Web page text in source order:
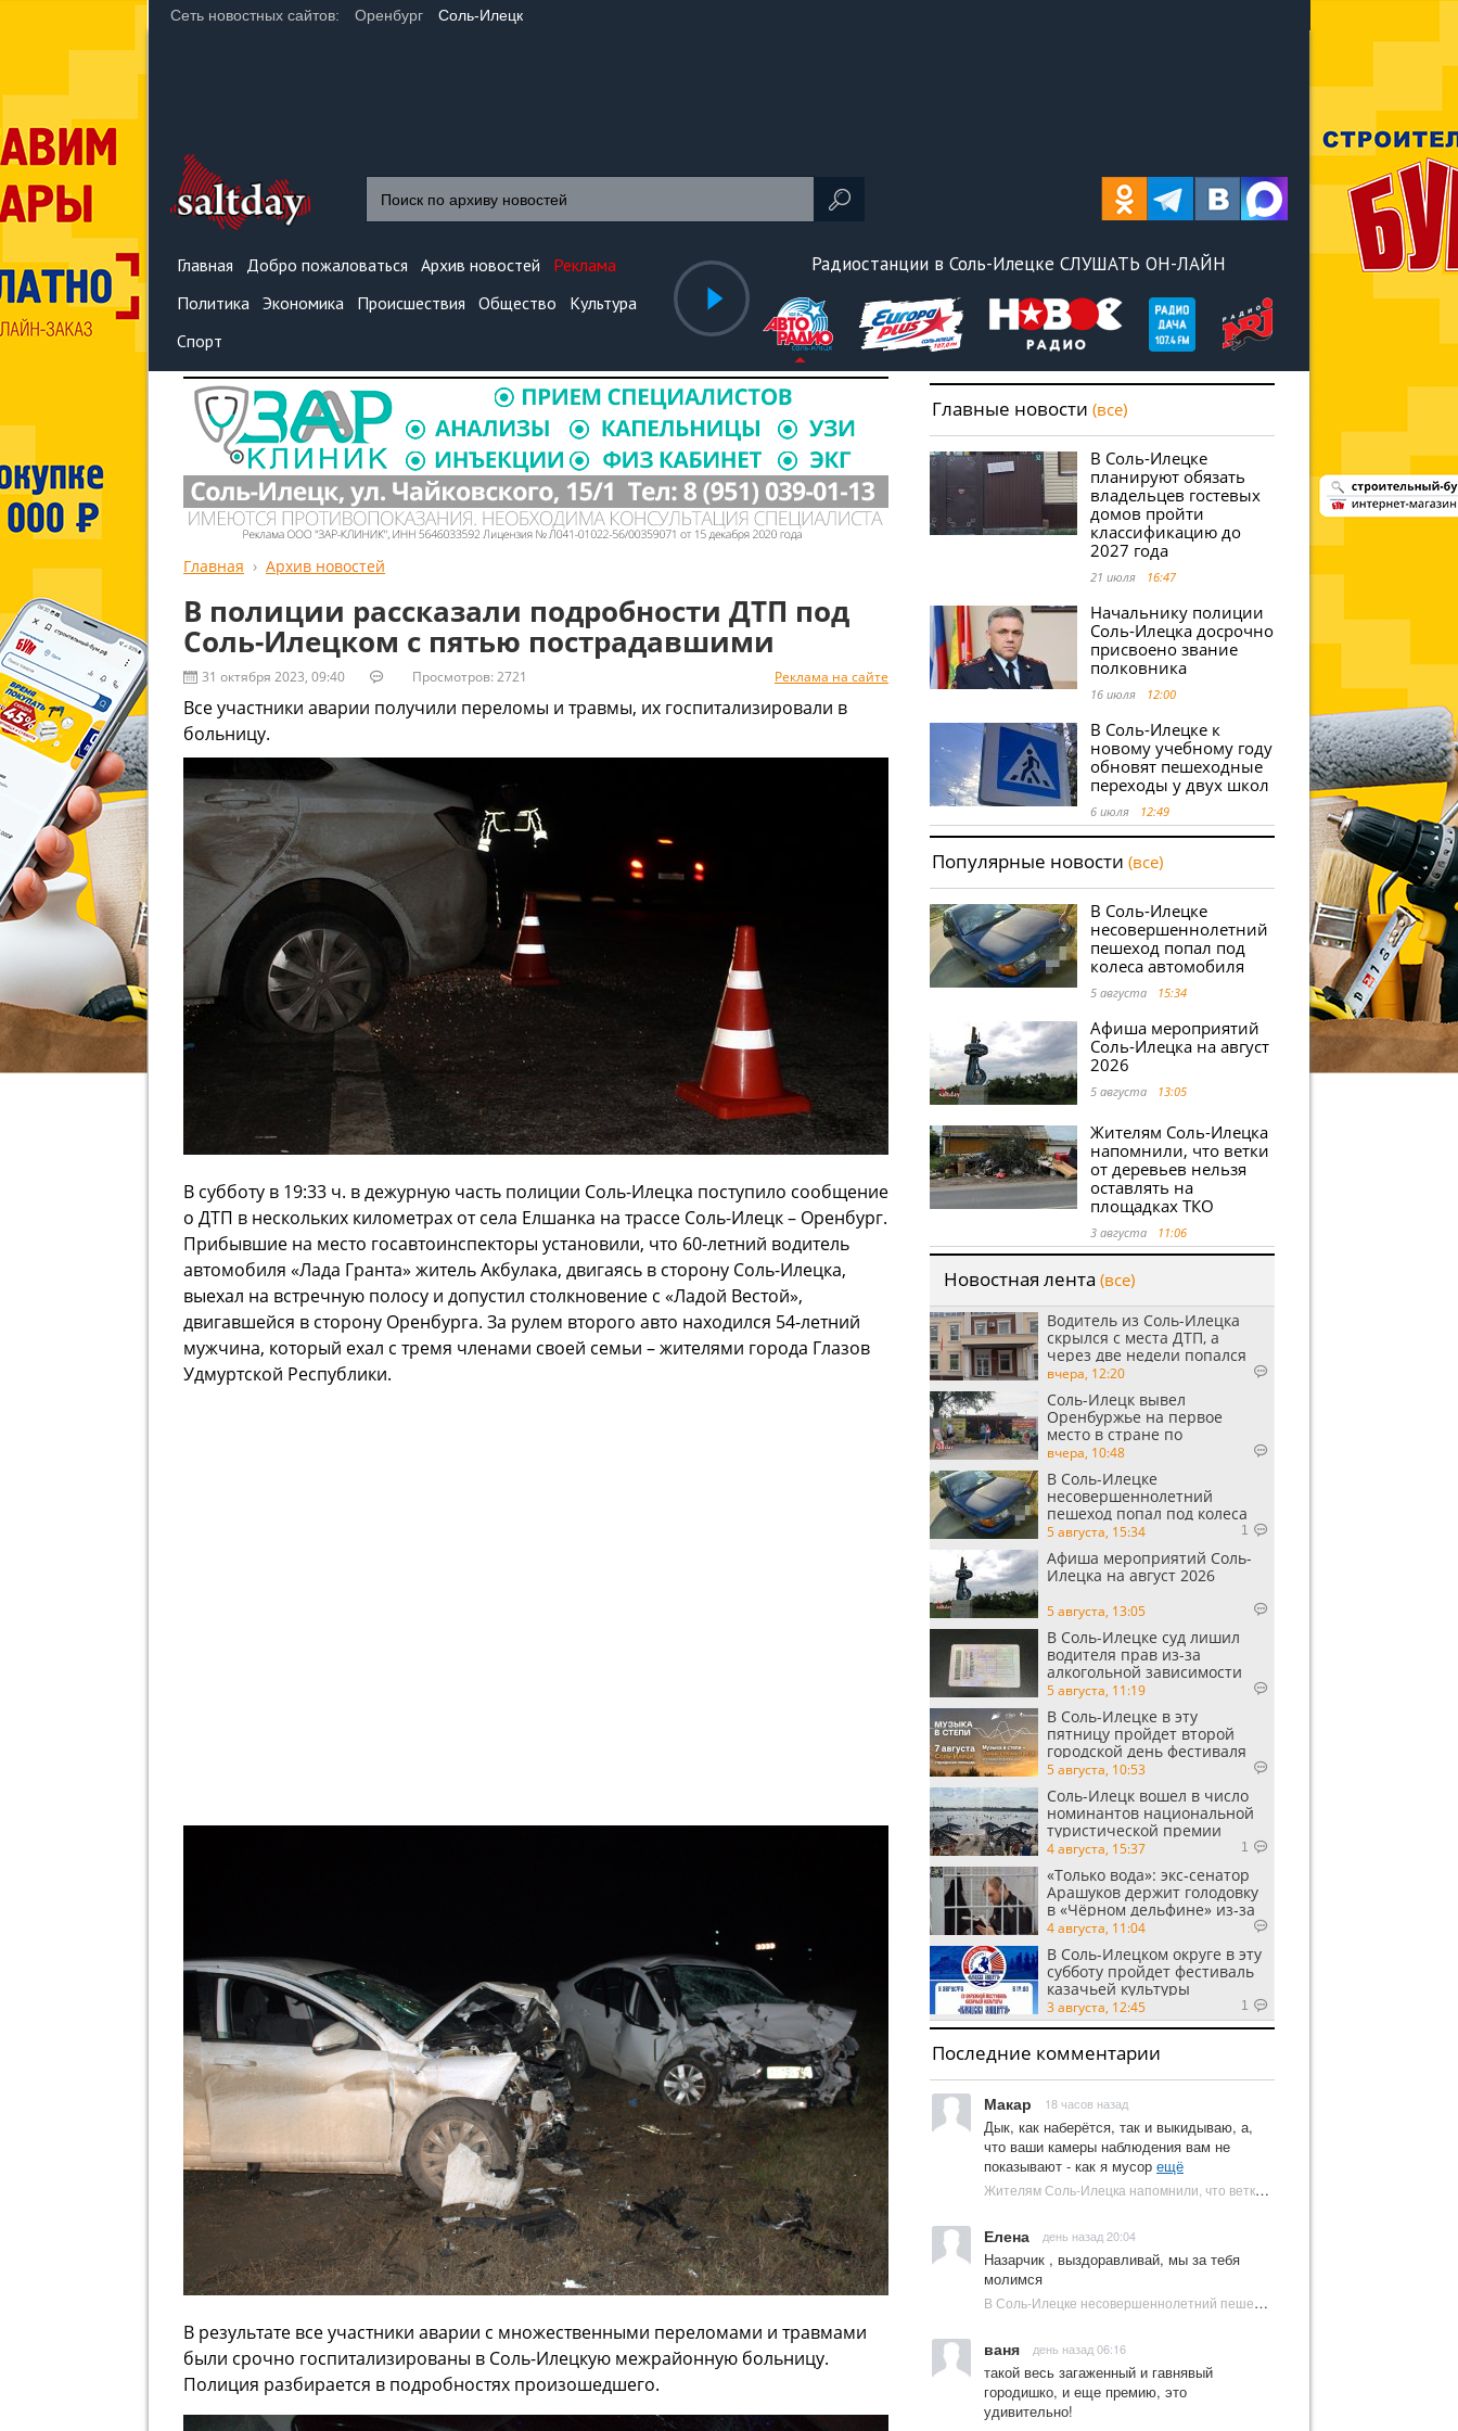
Сеть новостных сайтов: Оренбург Соль-Илецк
Главная Добро пожаловаться Архив новостей
Реклама
Политика Экономика Происшествия Общество
Культура
Спорт
Радиостанции в Соль-Илецке СЛУШАТЬ ОН-ЛАЙН
Главная Архив новостей
В полиции рассказали подробности ДТП под
Соль-Илецком с пятью пострадавшими
31 октября 2023, 09:40 Просмотров: 2721 Реклама на сайте
Все участники аварии получили переломы и травмы, их госпитализировали в
больницу.
В субботу в 19:33 ч. в дежурную часть полиции Соль-Илецка поступило сообщение
о ДТП в нескольких километрах от села Елшанка на трассе Соль-Илецк – Оренбург.
Прибывшие на место госавтоинспекторы установили, что 60-летний водитель
автомобиля «Лада Гранта» житель Акбулака, двигаясь в сторону Соль-Илецка,
выехал на встречную полосу и допустил столкновение с «Ладой Вестой»,
двигавшейся в сторону Оренбурга. За рулем второго авто находился 54-летний
мужчина, который ехал с тремя членами своей семьи – жителями города Глазов
Удмуртской Республики.
В результате все участники аварии с множественными переломами и травмами
были срочно госпитализированы в Соль-Илецкую межрайонную больницу.
Полиция разбирается в подробностях произошедшего.
Главные новости (все)
В Соль-Илецке
планируют обязать
владельцев гостевых
домов пройти
классификацию до
2027 года
21 июля 16:47
Начальнику полиции
Соль-Илецка досрочно
присвоено звание
полковника
16 июля 12:00
В Соль-Илецке к
новому учебному году
обновят пешеходные
переходы у двух школ
6 июля 12:49
Популярные новости (все)
В Соль-Илецке
несовершеннолетний
пешеход попал под
колеса автомобиля
5 августа 15:34
Афиша мероприятий
Соль-Илецка на август
2026
5 августа 13:05
Жителям Соль-Илецка
напомнили, что ветки
от деревьев нельзя
оставлять на
площадках ТКО
3 августа 11:06
Новостная лента (все)
Водитель из Соль-Илецка
скрылся с места ДТП, а
через две недели попался
пьяным
вчера, 12:20
Соль-Илецк вывел
Оренбуржье на первое
место в стране по
выращиванию арбузов
вчера, 10:48
В Соль-Илецке
несовершеннолетний
пешеход попал под колеса
автомобиля
5 августа, 15:34 1
Афиша мероприятий Соль-
Илецка на август 2026
5 августа, 13:05
В Соль-Илецке суд лишил
водителя прав из-за
алкогольной зависимости
5 августа, 11:19
В Соль-Илецке в эту
пятницу пройдет второй
городской день фестиваля
«Музыка в степи»
5 августа, 10:53
Соль-Илецк вошел в число
номинантов национальной
туристической премии
Russian Traveler Awards
4 августа, 15:37 1
«Только вода»: экс‑сенатор
Арашуков держит голодовку
в «Чёрном дельфине» из‑за
духоты на рабочем месте
4 августа, 11:04
В Соль-Илецком округе в эту
субботу пройдет фестиваль
казачьей культуры
3 августа, 12:45 1
Последние комментарии
Макар 18 часов назад
Дык, как наберётся, так и выкидываю, а,
что ваши камеры наблюдения вам не
показывают - как я мусор ещё
Жителям Соль-Илецка напомнили, что ветки от деревьев нельзя оставлять на площадках ТКО | Новости Соль-Илецка
Елена день назад 20:04
Назарчик , выздоравливай, мы за тебя
молимся
В Соль-Илецке несовершеннолетний пешеход попал под колеса автомобиля | Новости Соль-Илецка
ваня день назад 06:16
такой весь загаженный и гавнявый
городишко, и еще премию, это
удивительно!